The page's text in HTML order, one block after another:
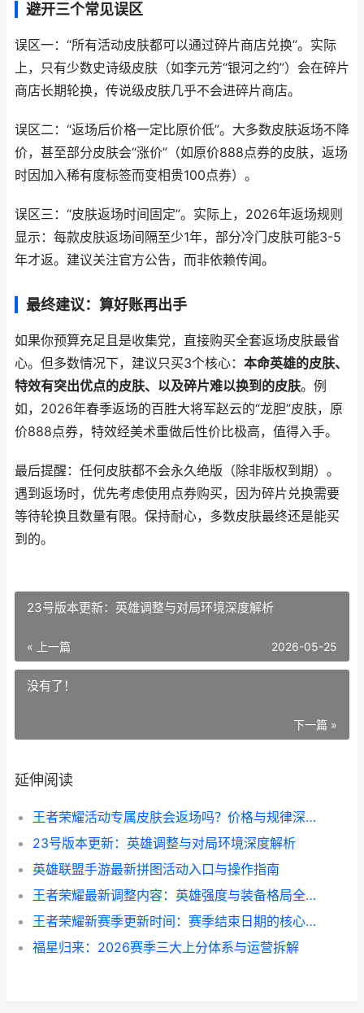
避开三个常见误区
误区一：“所有活动皮肤都可以通过碎片商店兑换”。实际
上，只有少数史诗级皮肤（如李元芳“银河之约”）会在碎片
商店长期轮换，传说级皮肤几乎不会进碎片商店。
误区二：“返场后价格一定比原价低”。大多数皮肤返场不降
价，甚至部分皮肤会“涨价”（如原价888点券的皮肤，返场
时因加入稀有度标签而变相贵100点券）。
误区三：“皮肤返场时间固定”。实际上，2026年返场规则
显示：每款皮肤返场间隔至少1年，部分冷门皮肤可能3-5
年才返。建议关注官方公告，而非依赖传闻。
最终建议：算好账再出手
如果你预算充足且是收集党，直接购买全套返场皮肤最省
心。但多数情况下，建议只买3个核心： 本命英雄的皮肤、
特效有突出优点的皮肤、以及碎片难以换到的皮肤。例
如，2026年春季返场的百胜大将军赵云的“龙胆”皮肤，原
价888点券，特效经美术重做后性价比极高，值得入手。
最后提醒：任何皮肤都不会永久绝版（除非版权到期）。
遇到返场时，优先考虑使用点券购买，因为碎片兑换需要
等待轮换且数量有限。保持耐心，多数皮肤最终还是能买
到的。
23号版本更新：英雄调整与对局环境深度解析
« 上一篇 2026-05-25
没有了！
下一篇 »
延伸阅读
王者荣耀活动专属皮肤会返场吗？价格与规律深度解析
23号版本更新：英雄调整与对局环境深度解析
英雄联盟手游最新拼图活动入口与操作指南
王者荣耀最新调整内容：英雄强度与装备格局全面洗牌
王者荣耀新赛季更新时间：赛季结束日期的核心判断依据
福星归来：2026赛季三大上分体系与运营拆解